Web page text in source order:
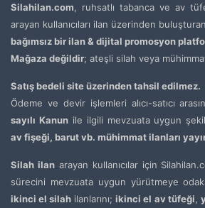
Silahilan.com, ruhsatlı tabanca ve av
arayan kullanıcıları ilan üzerinden buluşturan
bağımsız bir ilan & dijital promosyon
Mağaza değildir; ateşli silah veya mühimmat
Satış bedeli site üzerinden tahsil edilmez.
Ödeme ve devir işlemleri alıcı-satıcı
sayılı Kanunile ilgili mevzuata uygun
av fişeği, barut vb. mühimmat ilanları
Silah ilanarayan kullanıcılar için
sürecini mevzuata uygun yürütmeye
ikinci el silah ilanlarını;ikinci el av tüfeği,